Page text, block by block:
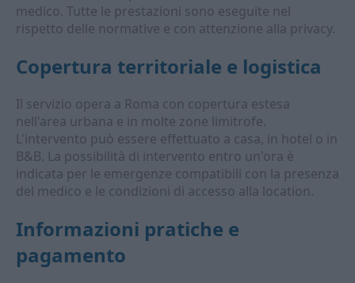
medico. Tutte le prestazioni sono eseguite nel
rispetto delle normative e con attenzione alla privacy.
Copertura territoriale e logistica
Il servizio opera a Roma con copertura estesa
nell'area urbana e in molte zone limitrofe.
L'intervento può essere effettuato a casa, in hotel o in
B&B. La possibilità di intervento entro un'ora è
indicata per le emergenze compatibili con la presenza
del medico e le condizioni di accesso alla location.
Informazioni pratiche e
pagamento